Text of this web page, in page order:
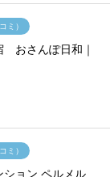
ミ）
おさんぽ日和｜
ミ）
ション ペルメル